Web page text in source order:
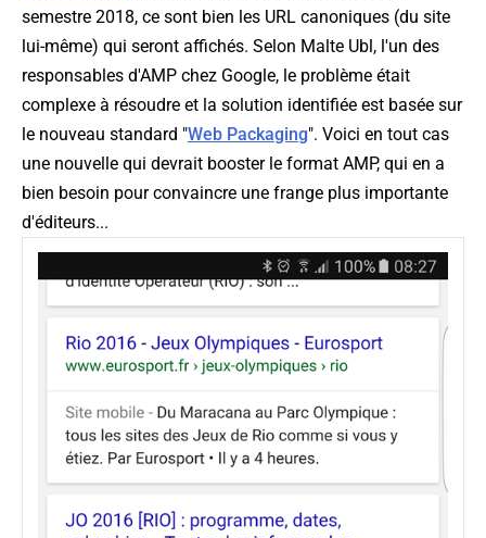
semestre 2018, ce sont bien les URL canoniques (du site
lui-même) qui seront affichés. Selon Malte Ubl, l'un des
responsables d'AMP chez Google, le problème était
complexe à résoudre et la solution identifiée est basée sur
le nouveau standard "Web Packaging". Voici en tout cas
une nouvelle qui devrait booster le format AMP, qui en a
bien besoin pour convaincre une frange plus importante
d'éditeurs...